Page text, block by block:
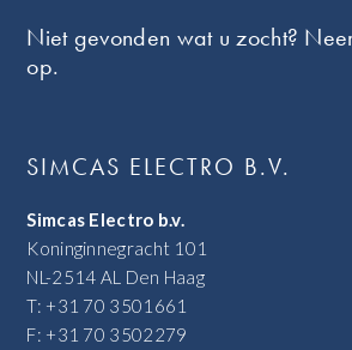
Niet gevonden wat u zocht?
op.
SIMCAS ELECTRO B.V.
Simcas Electro b.v.
Koninginnegracht 101
NL-2514 AL Den Haag
T: +31 70 3501661
F: +31 70 3502279